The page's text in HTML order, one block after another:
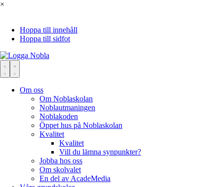
×
Hoppa till innehåll
Hoppa till sidfot
Om oss
Om Noblaskolan
Noblautmaningen
Noblakoden
Öppet hus på Noblaskolan
Kvalitet
Kvalitet
Vill du lämna synpunkter?
Jobba hos oss
Om skolvalet
En del av AcadeMedia